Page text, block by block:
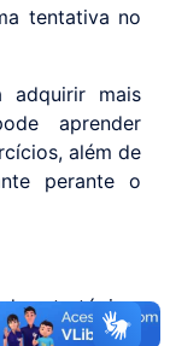
tentativa no
adquirir mais
aprender
além de
perante o
estratégia e
tudo o que